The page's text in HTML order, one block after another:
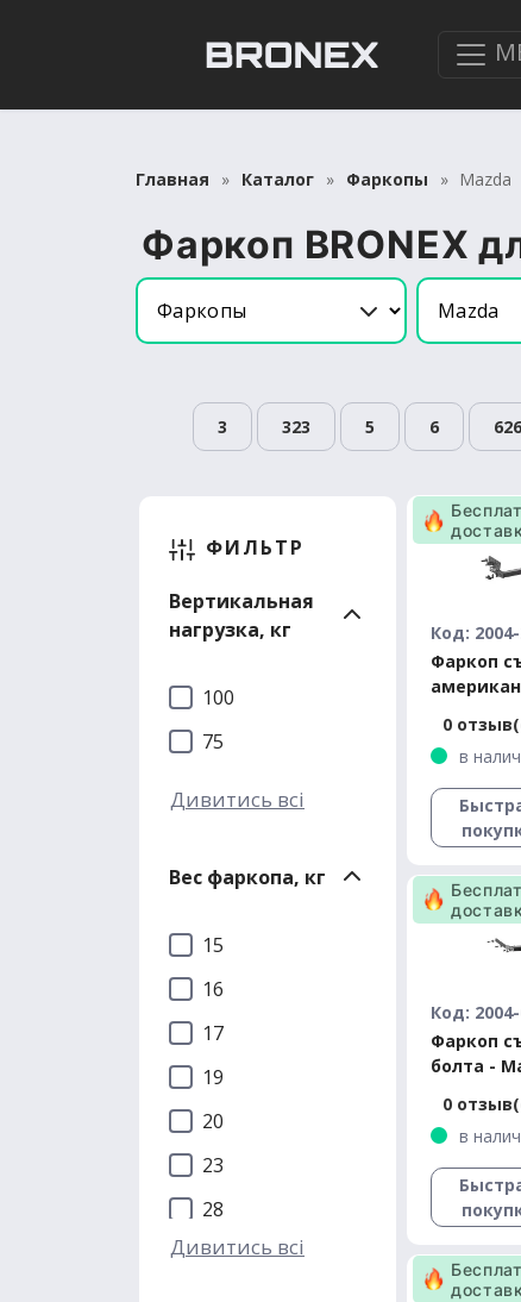
Главная Каталог Фаркопы Mazda
Фаркоп BRONEX
3 323 5 6 626
ФИЛЬТР
Вертикальная
нагрузка, кг
100
75
Дивитись всі
Вес фаркопа, кг
15
16
17
19
20
23
28
Дивитись всі
Код:
Фаркоп
0
в
Код:
Фаркоп
болта -
2008-2012
0
в